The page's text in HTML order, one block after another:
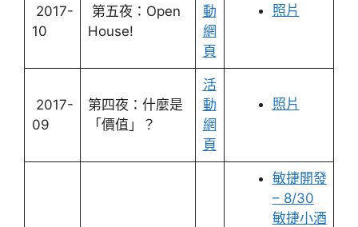
2017-
10
第五夜：Open
House!
動
網
頁
照片
2017-
09
第四夜：什麼是
「價值」？
活
動
網
頁
照片
敏捷開發
– 8/30
敏捷小酒